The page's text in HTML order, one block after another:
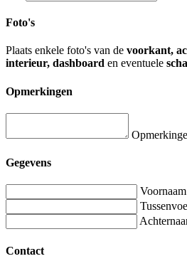
Foto's
Plaats enkele foto's van de voorkant,
interieur, dashboard en eventuele
Opmerkingen
Gegevens
Voornaam
Contact